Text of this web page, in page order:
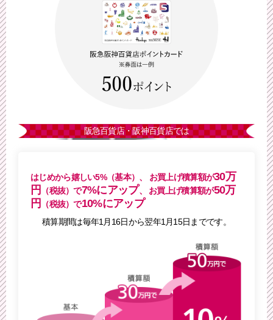
阪急百貨店・阪神百貨店では
はじめから嬉しい5%（基本）、 お買上げ積算額が30万
円
（税抜）で7%にアップ、 お買上げ積算額が50万
円
（税抜）で10%にアップ
積算期間は毎年1月16日から翌年1月15日までです。